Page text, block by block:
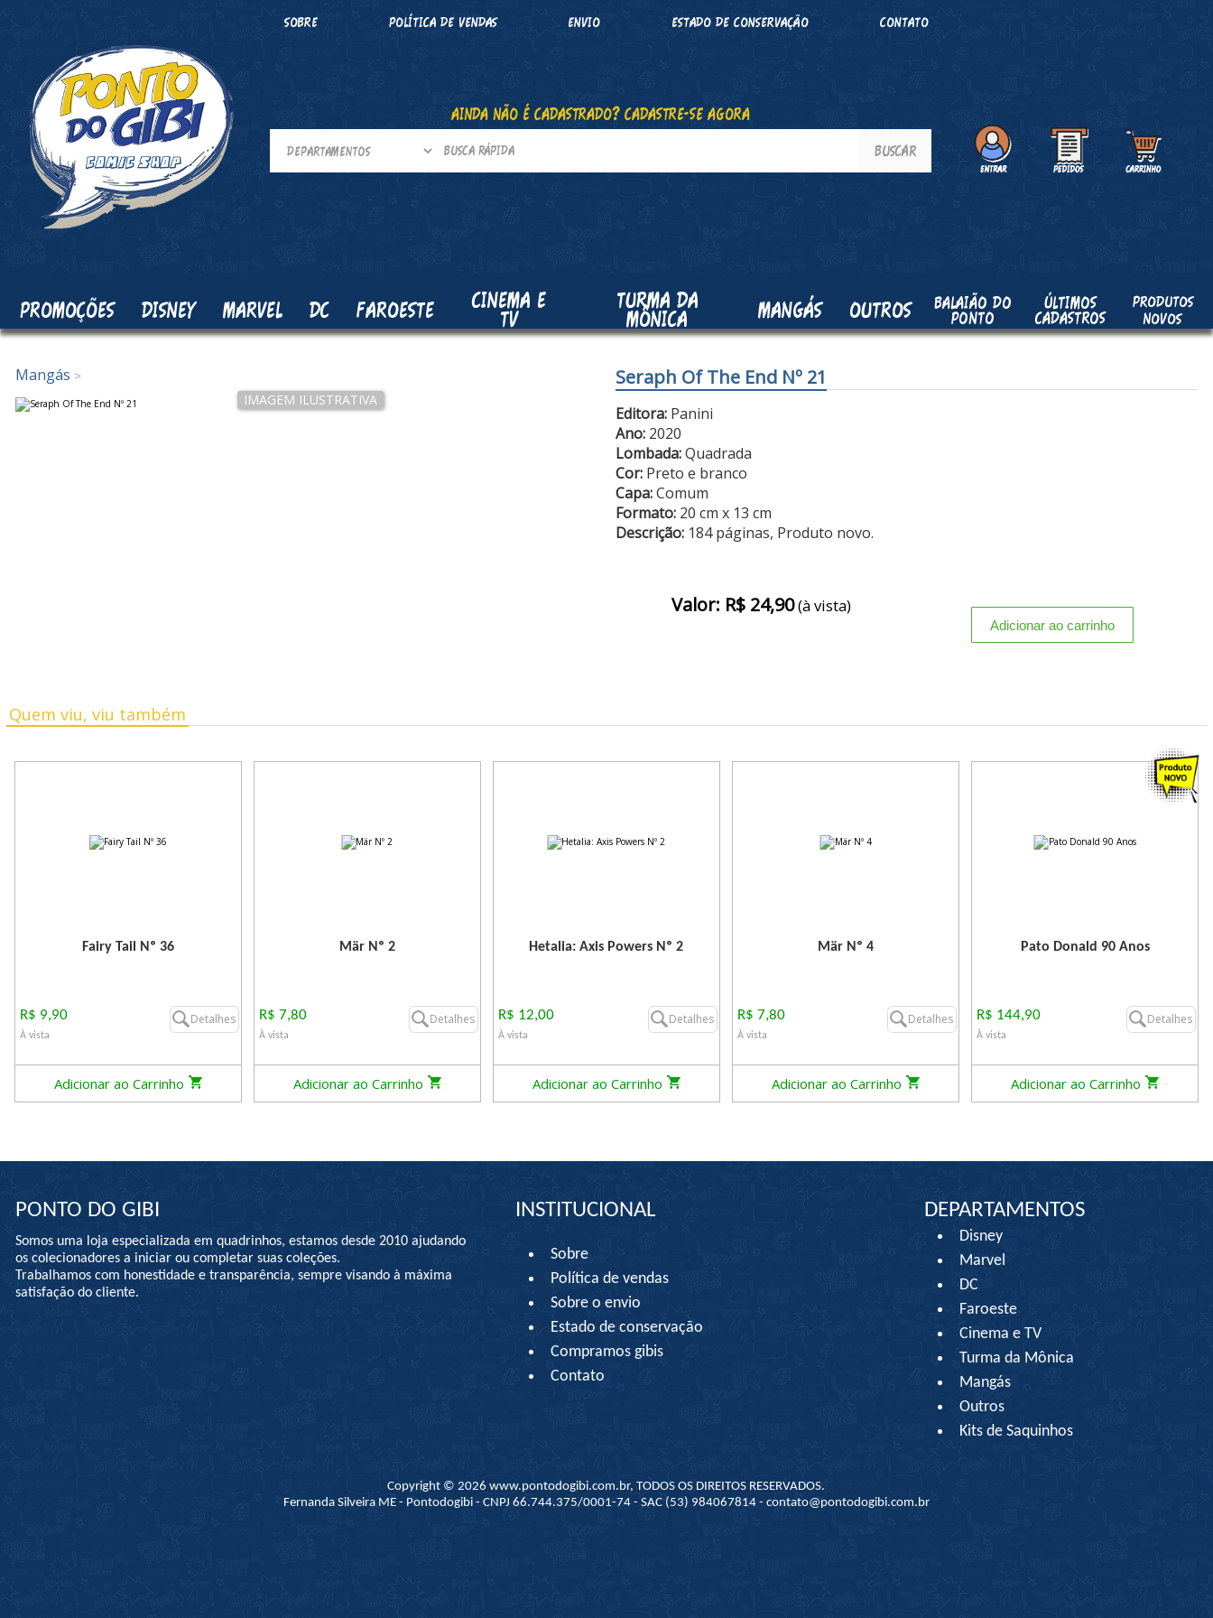
SOBRE POLÍTICA DE VENDAS ENVIO ESTADO DE CONSERVAÇÃO CONTATO
AINDA NÃO É CADASTRADO? CADASTRE-SE AGORA
PROMOÇÕES DISNEY MARVEL DC FAROESTE CINEMA E
TV
TURMA DA
MÔNICA MANGÁS OUTROS BALAIÃO DO
PONTO
ÚLTIMOS
CADASTROS
PRODUTOS
NOVOS
Mangás > Seraph Of The End Nº 21
Editora:Panini
Ano:2020
Lombada:Quadrada
Cor:Preto e branco
Capa:Comum
Formato:20 cm x 13 cm
Descrição: 184 páginas, Produto novo.
Valor: R$ 24,90(à vista)
Quem viu, viu também
Fairy Tail Nº 36
R$ 9,90
À vista
Detalhes
Adicionar ao Carrinho
Mär Nº 2
R$ 7,80
À vista
Detalhes
Adicionar ao Carrinho
Hetalia: Axis Powers Nº 2
R$ 12,00
À vista
Detalhes
Adicionar ao Carrinho
Mär Nº 4
R$ 7,80
À vista
Detalhes
Adicionar ao Carrinho
Pato Donald 90 Anos
R$ 144,90
À vista
Detalhes
Adicionar ao Carrinho
PONTO DO GIBI
Somos uma loja especializada em quadrinhos, estamos desde 2010 ajudando
os colecionadores a iniciar ou completar suas coleções.
Trabalhamos com honestidade e transparência, sempre visando à máxima
satisfação do cliente.
INSTITUCIONAL
Sobre
Política de vendas
Sobre o envio
Estado de conservação
Compramos gibis
Contato
DEPARTAMENTOS
Disney
Marvel
DC
Faroeste
Cinema e TV
Turma da Mônica
Mangás
Outros
Kits de Saquinhos
Copyright © 2026 www.pontodogibi.com.br, TODOS OS DIREITOS RESERVADOS.
Fernanda Silveira ME - Pontodogibi - CNPJ 66.744.375/0001-74 - SAC (53) 984067814 - contato@pontodogibi.com.br